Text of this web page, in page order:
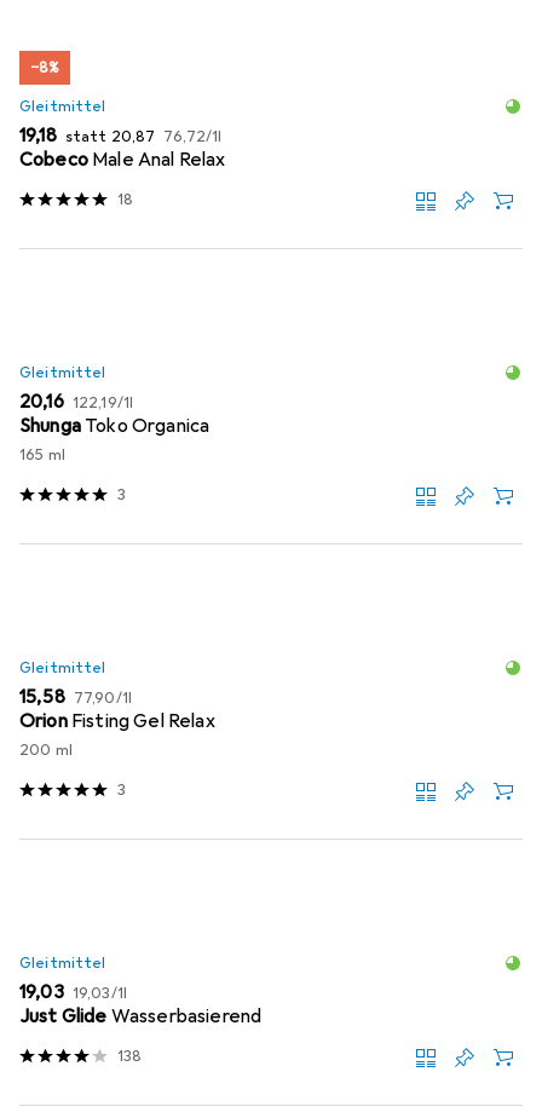
−8%
Gleitmittel
EUR
19,18 statt EUR
20,87 EUR
76,72/1l
Cobeco Male Anal Relax
18
Gleitmittel
EUR
20,16 EUR
122,19/1l
Shunga Toko Organica
165 ml
3
Gleitmittel
EUR
15,58 EUR
77,90/1l
Orion Fisting Gel Relax
200 ml
3
Gleitmittel
EUR
19,03 EUR
19,03/1l
Just Glide Wasserbasierend
138